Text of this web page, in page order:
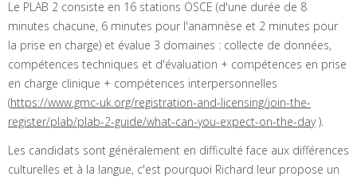
Le PLAB 2 consiste en 16 stations OSCE (d'une durée de 8
minutes chacune, 6 minutes pour l'anamnèse et 2 minutes pour
la prise en charge) et évalue 3 domaines : collecte de données,
compétences techniques et d'évaluation + compétences en prise
en charge clinique + compétences interpersonnelles
(https://www.gmc-uk.org/registration-and-licensing/join-the-
register/plab/plab-2-guide/what-can-you-expect-on-the-day).
Les candidats sont généralement en difficulté face aux différences
culturelles et à la langue, c'est pourquoi Richard leur propose un